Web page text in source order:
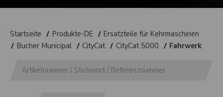
Startseite Produkte-DE
Ersatzteile für Kehrmaschinen
Bucher Municipal
CityCat CityCat 5000 Fahrwerk